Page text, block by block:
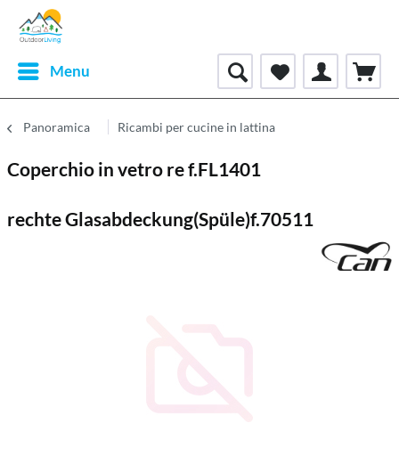
Menu
Panoramica Ricambi per cucine in lattina
Coperchio in vetro re f.FL1401
rechte Glasabdeckung(Spüle)f.70511